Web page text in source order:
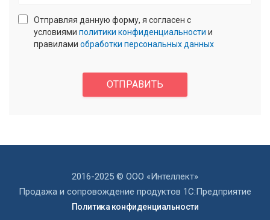
Текст
вопроса
Отправляя данную форму, я согласен с
условиями политики конфиденциальности и
правилами обработки персональных данных
*
ОТПРАВИТЬ
2016-2025 © ООО «Интеллект»
Продажа и сопровождение продуктов 1С:Предприятие
Политика конфиденциальности